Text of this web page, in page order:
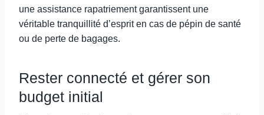
une assistance rapatriement garantissent une
véritable tranquillité d’esprit en cas de pépin de santé
ou de perte de bagages.
Rester connecté et gérer son
budget initial